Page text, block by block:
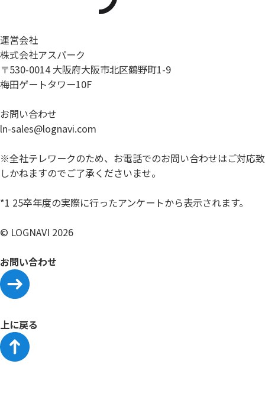
運営会社
株式会社アスパーク
〒530-0014 大阪府大阪市北区鶴野町1-9
梅田ゲートタワー10F
お問い合わせ
ln-sales@lognavi.com
※全社テレワークのため、お電話でのお問い合わせはご対応致
しかねますのでご了承くださいませ。
*1 25卒年度の実際に行ったアンケートから表示されます。
© LOGNAVI 2026
お問い合わせ
上に戻る